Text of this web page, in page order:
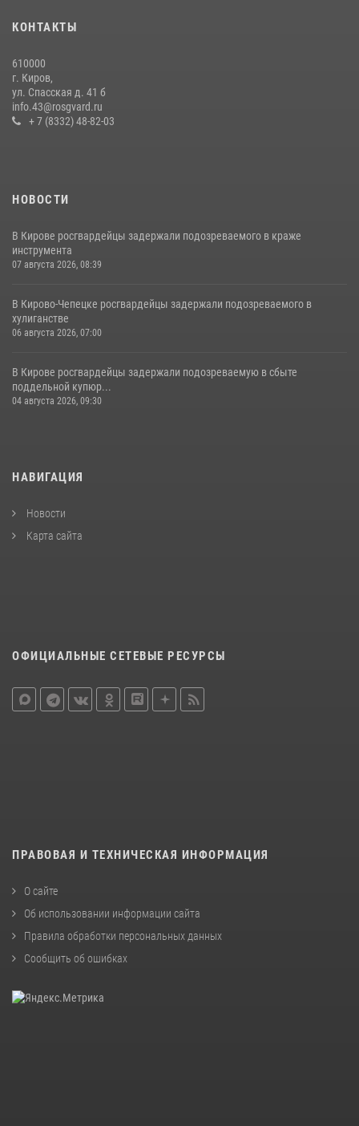
В День семьи, любви и верности в Омутнинском отделе
вневедомственной охраны Росгвардии поздравили будущих
молодоженов
08 июля 2026, 06:46
КОНТАКТЫ
610000
г. Киров,
ул. Спасская д. 41 б
info.43@rosgvard.ru
+ 7 (8332) 48-82-03
НОВОСТИ
В Кирове росгвардейцы задержали подозреваемого в краже
инструмента
07 августа 2026, 08:39
В Кирово-Чепецке росгвардейцы задержали подозреваемого в
хулиганстве
06 августа 2026, 07:00
В Кирове росгвардейцы задержали подозреваемую в сбыте
поддельной купюр...
04 августа 2026, 09:30
НАВИГАЦИЯ
Новости
Карта сайта
ОФИЦИАЛЬНЫЕ СЕТЕВЫЕ РЕСУРСЫ
ПРАВОВАЯ И ТЕХНИЧЕСКАЯ ИНФОРМАЦИЯ
О сайте
Об использовании информации сайта
Правила обработки персональных данных
Сообщить об ошибках